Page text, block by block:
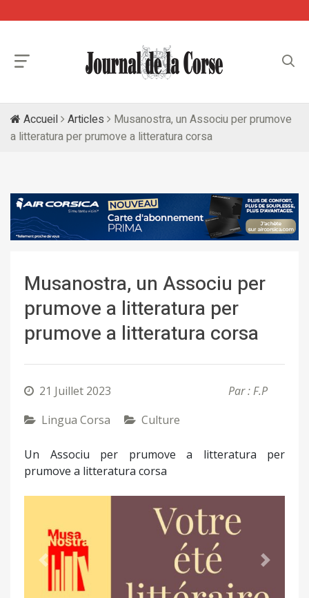
Accueil Articles
Musanostra, un Associu per prumove
a litteratura per prumove a litteratura corsa
Musanostra, un Associu per
prumove a litteratura per
prumove a litteratura corsa
21 Juillet 2023
Par : F.P
Lingua Corsa
Culture
Un Associu per prumove a litteratura per
prumove a litteratura corsa
Précédent Suivant